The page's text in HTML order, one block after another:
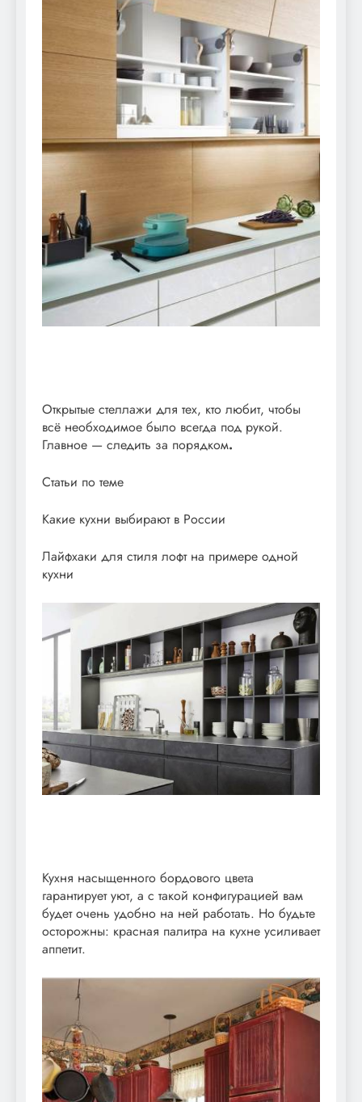
Открытые стеллажи для тех, кто любит, чтобы
всё необходимое было всегда под рукой.
Главное — следить за порядком.
Статьи по теме
Какие кухни выбирают в России
Лайфхаки для стиля лофт на примере одной
кухни
Кухня насыщенного бордового цвета
гарантирует уют, а с такой конфигурацией вам
будет очень удобно на ней работать. Но будьте
осторожны: красная палитра на кухне усиливает
аппетит.